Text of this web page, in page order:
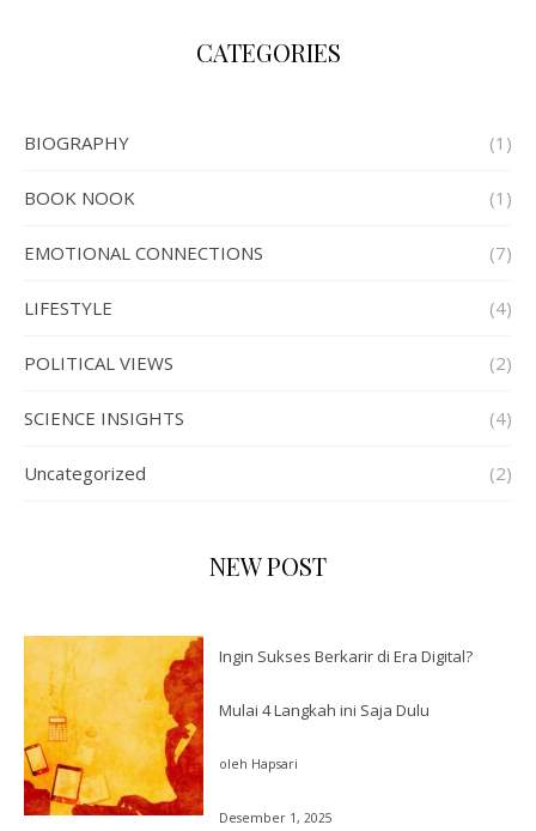
CATEGORIES
BIOGRAPHY (1)
BOOK NOOK (1)
EMOTIONAL CONNECTIONS (7)
LIFESTYLE (4)
POLITICAL VIEWS (2)
SCIENCE INSIGHTS (4)
Uncategorized (2)
NEW POST
Ingin Sukses Berkarir di Era Digital?
Mulai 4 Langkah ini Saja Dulu
oleh Hapsari
Desember 1, 2025